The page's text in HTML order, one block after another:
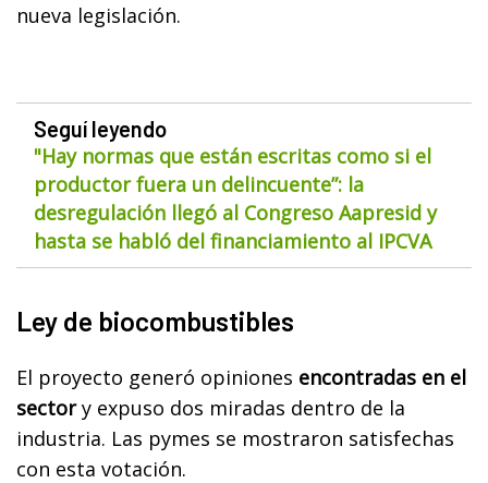
nueva legislación.
Seguí leyendo
"Hay normas que están escritas como si el
productor fuera un delincuente”: la
desregulación llegó al Congreso Aapresid y
hasta se habló del financiamiento al IPCVA
Ley de biocombustibles
El proyecto generó opiniones encontradas en el
sectory expuso dos miradas dentro de la
industria. Las pymes se mostraron satisfechas
con esta votación.